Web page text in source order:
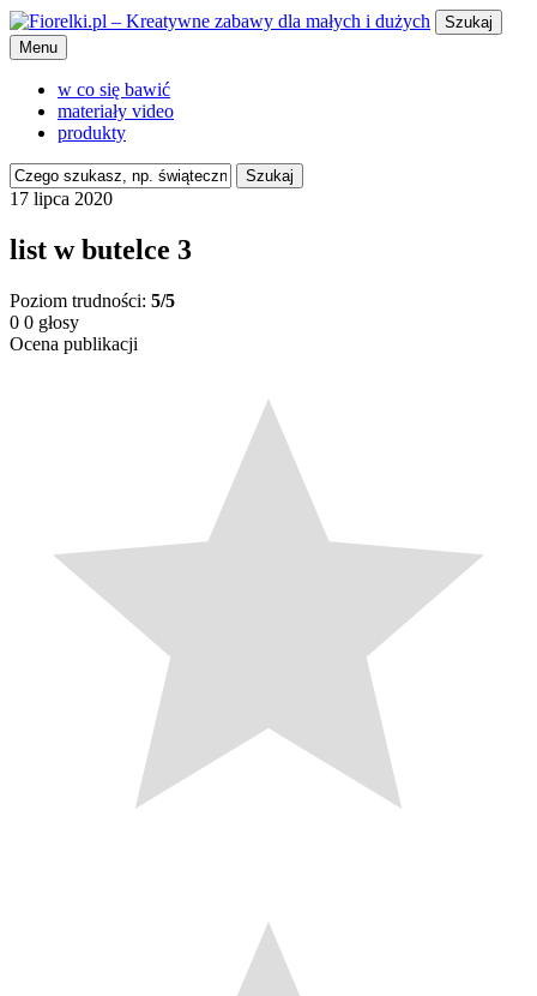
Szukaj
Menu
w co się bawić
materiały video
produkty
Szukaj
17 lipca 2020
list w butelce 3
Poziom trudności: 5/5
0 0 głosy
Ocena publikacji